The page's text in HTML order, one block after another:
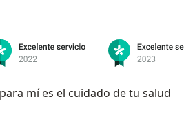
mí es el cuidado de tu salud